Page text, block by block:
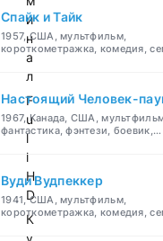
и
н
а
л
F
u
l
l
H
D
К
у
Спайк и Тайк
1957, США, мультфильм,
короткометражка, комедия,
Настоящий Человек-
1967, Канада, США,
фантастика, фэнтези, боевик,
приключения, семейный
Вуди Вудпеккер
1941, США, мультфильм,
короткометражка, комедия,